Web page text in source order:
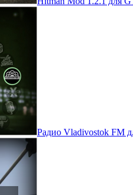
Радио Vladivostok FM